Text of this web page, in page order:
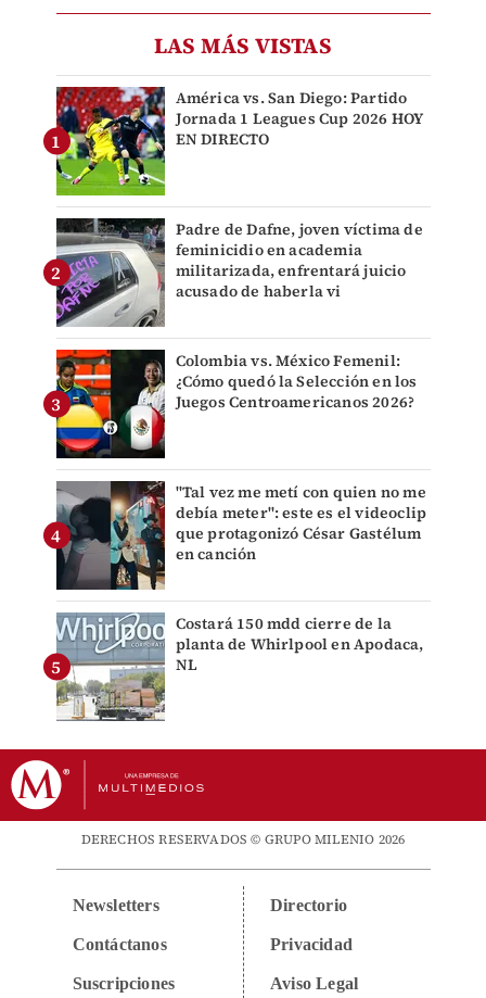
LAS MÁS VISTAS
América vs. San Diego: Partido
Jornada 1 Leagues Cup 2026 HOY
EN DIRECTO
Padre de Dafne, joven víctima de
feminicidio en academia
militarizada, enfrentará juicio
acusado de haberla vi
Colombia vs. México Femenil:
¿Cómo quedó la Selección en los
Juegos Centroamericanos 2026?
"Tal vez me metí con quien no me
debía meter": este es el videoclip
que protagonizó César Gastélum
en canción
Costará 150 mdd cierre de la
planta de Whirlpool en Apodaca,
NL
DERECHOS RESERVADOS © GRUPO MILENIO 2026
Newsletters
Contáctanos
Suscripciones
Directorio
Privacidad
Aviso Legal